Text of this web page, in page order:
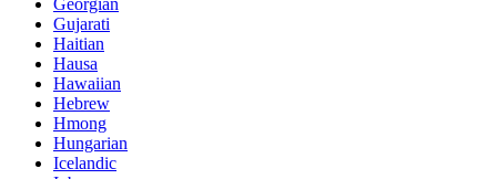
Georgian
Gujarati
Haitian
Hausa
Hawaiian
Hebrew
Hmong
Hungarian
Icelandic